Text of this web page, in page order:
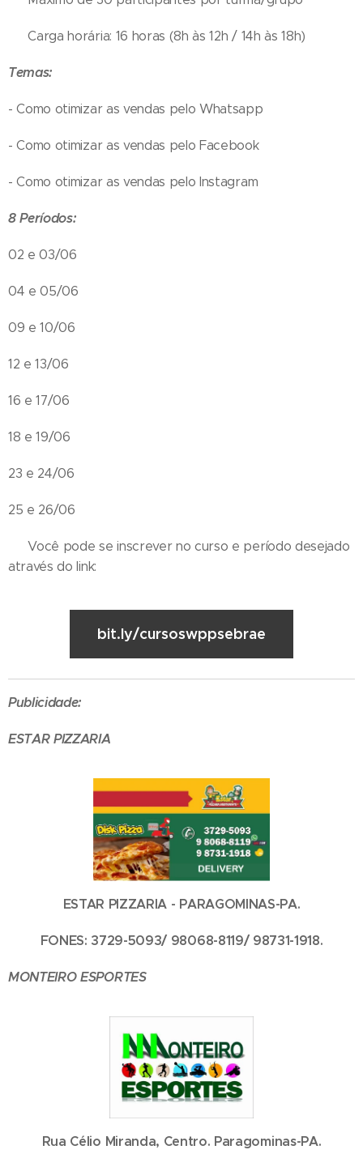
➡️ Carga horária: 16 horas (8h às 12h / 14h às 18h)
Temas:
- Como otimizar as vendas pelo Whatsapp
- Como otimizar as vendas pelo Facebook
- Como otimizar as vendas pelo Instagram
8 Períodos:
02 e 03/06
04 e 05/06
09 e 10/06
12 e 13/06
16 e 17/06
18 e 19/06
23 e 24/06
25 e 26/06
➡️ Você pode se inscrever no curso e período desejado
através do link:
bit.ly/cursoswppsebrae
Publicidade:
ESTAR PIZZARIA
ESTAR PIZZARIA - PARAGOMINAS-PA.
FONES: 3729-5093/ 98068-8119/ 98731-1918.
MONTEIRO ESPORTES
Rua Célio Miranda, Centro. Paragominas-PA.